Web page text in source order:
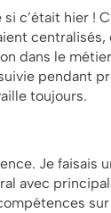
c’était hier !
centralisés,
dans le
pendant
toujours.
Je faisais
avec